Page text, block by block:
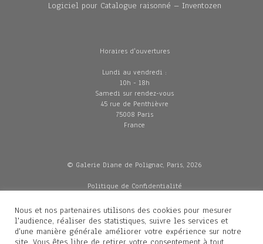
Logiciel pour Catalogue raisonné – Inventozen
Horaires d'ouvertures
Lundi au vendredi :
10h - 18h
Samedi sur rendez-vous
45 rue de Penthièvre
75008 Paris
France
© Galerie Diane de Polignac, Paris, 2026
Politique de Confidentialité
Mentions légales
Livraisons
Nous et nos partenaires utilisons des cookies pour mesurer
l'audience, réaliser des statistiques, suivre les services et
d'une manière générale améliorer votre expérience sur notre